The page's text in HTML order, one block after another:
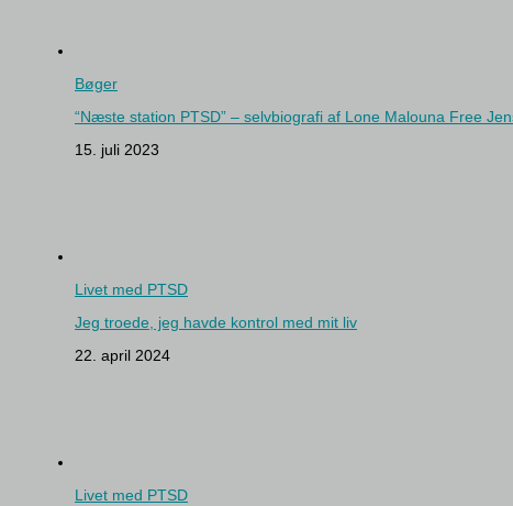
Bøger
“Næste station PTSD” – selvbiografi af Lone Malouna Free
15. juli 2023
Livet med PTSD
Jeg troede, jeg havde kontrol med mit liv
22. april 2024
Livet med PTSD